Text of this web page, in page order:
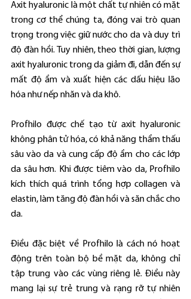
Axit hyaluronic là một chất tự nhiên có mặt
trong cơ thể chúng ta, đóng vai trò quan
trọng trong việc giữ nước cho da và duy trì
độ đàn hồi. Tuy nhiên, theo thời gian, lượng
axit hyaluronic trong da giảm đi, dẫn đến sự
mất độ ẩm và xuất hiện các dấu hiệu lão
hóa như nếp nhăn và da khô.
Profhilo được chế tạo từ axit hyaluronic
không phân tử hóa, có khả năng thẩm thấu
sâu vào da và cung cấp độ ẩm cho các lớp
da sâu hơn. Khi được tiêm vào da, Profhilo
kích thích quá trình tổng hợp collagen và
elastin, làm tăng độ đàn hồi và săn chắc cho
da.
Điều đặc biệt về Profhilo là cách nó hoạt
động trên toàn bộ bề mặt da, không chỉ
tập trung vào các vùng riêng lẻ. Điều này
mang lại sự trẻ trung và rạng rỡ tự nhiên